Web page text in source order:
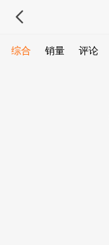
综合 销量 评论